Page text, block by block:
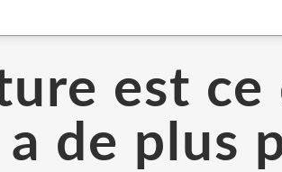
est
a de plus